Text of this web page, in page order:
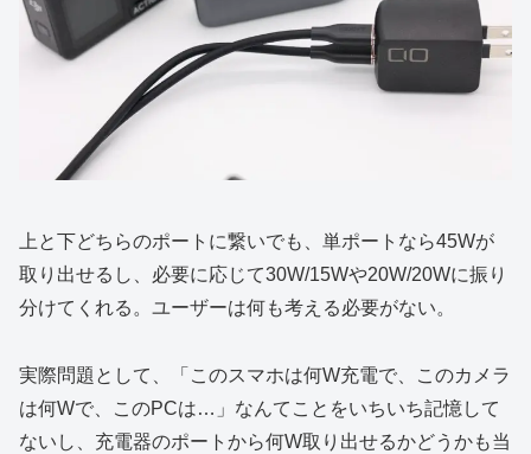
上と下どちらのポートに繋いでも、単ポートなら45Wが
取り出せるし、必要に応じて30W/15Wや20W/20Wに振り
分けてくれる。ユーザーは何も考える必要がない。
実際問題として、「このスマホは何W充電で、このカメラ
は何Wで、このPCは…」なんてことをいちいち記憶して
ないし、充電器のポートから何W取り出せるかどうかも当